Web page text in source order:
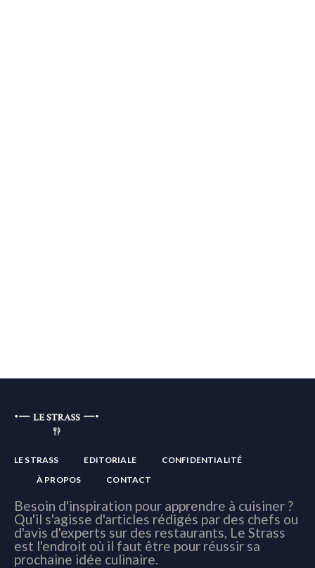
LE STRASS EDITORIALE
CONFIDENTIALITÉ
À PROPOS
CONTACT
Besoin d'inspiration pour apprendre à cuisiner ?
Qu'il s'agisse d'articles rédigés par des chefs ou
d'avis d'experts sur des restaurants, Le Strass
est l'endroit où il faut être pour réussir sa
prochaine idée culinaire.